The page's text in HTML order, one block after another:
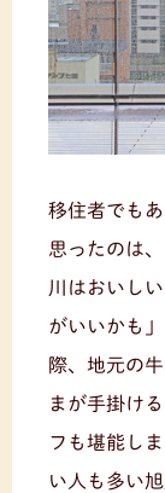
移住者でも
思ったのは
川はおいし
がいいかも
際、地元の
まが手掛け
フも堪能し
い人も多い